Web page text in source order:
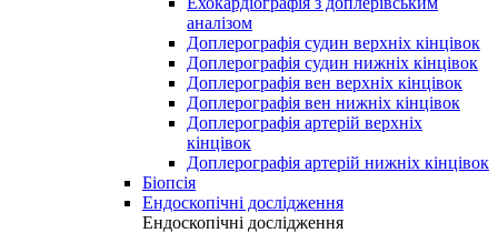
аналізом
Доплерографія судин верхніх кінцівок
Доплерографія судин нижніх кінцівок
Доплерографія вен верхніх кінцівок
Доплерографія вен нижніх кінцівок
Доплерографія артерій верхніх
кінцівок
Доплерографія артерій нижніх кінцівок
Біопсія
Ендоскопічні дослідження
Ендоскопічні дослідження